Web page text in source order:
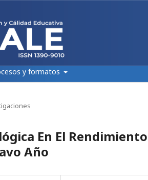
y formatos
En El
Año